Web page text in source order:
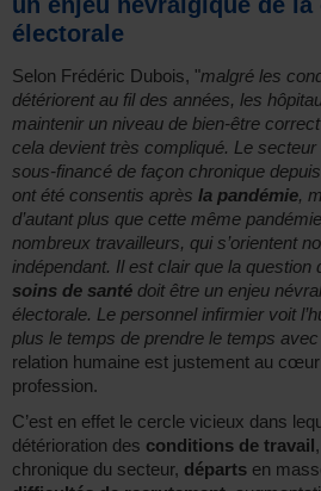
électorale
Selon Frédéric Dubois, "malgré les
détériorent au fil des années, les
maintenir un niveau de bien-être
cela devient très compliqué. Le
sous-financé de façon chronique
ont été consentis après la pandémie,
d’autant plus que cette même
nombreux travailleurs, qui s’orientent
indépendant. Il est clair que la question
soins de santé doit être un enjeu
électorale. Le personnel infirmier voit
plus le temps de prendre le temps
relation humaine est justement au
profession.
C’est en effet le cercle vicieux dans
détérioration des conditions de travail,
chronique du secteur, départs en